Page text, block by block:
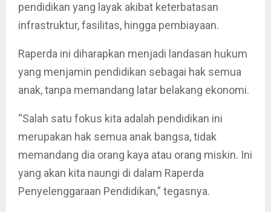
pendidikan yang layak akibat keterbatasan
infrastruktur, fasilitas, hingga pembiayaan.
Raperda ini diharapkan menjadi landasan hukum
yang menjamin pendidikan sebagai hak semua
anak, tanpa memandang latar belakang ekonomi.
“Salah satu fokus kita adalah pendidikan ini
merupakan hak semua anak bangsa, tidak
memandang dia orang kaya atau orang miskin. Ini
yang akan kita naungi di dalam Raperda
Penyelenggaraan Pendidikan,” tegasnya.